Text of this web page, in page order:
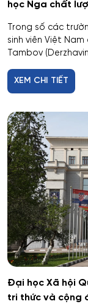
Cơ nhiệt máy
Cơ sở hạ tầng
Cơ điện tử và
Di truyền học
Diễn xuất
Du lịch
Du lịch nghỉ
Dân tộc học
Dược
học Nga chất
Trong số các
sinh viên Việt
Tambov
XEM CHI TIẾT
Đại học Xã hội
tri thức và cộng